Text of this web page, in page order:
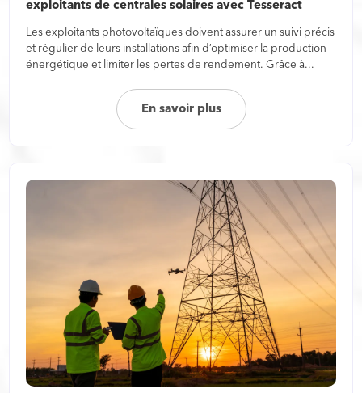
exploitants de centrales solaires avec Tesseract
Les exploitants photovoltaïques doivent assurer un suivi précis
et régulier de leurs installations afin d’optimiser la production
énergétique et limiter les pertes de rendement. Grâce à...
En savoir plus